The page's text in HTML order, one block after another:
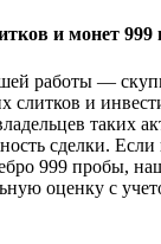
и монет 999
работы —
слитков и
таких
сделки.
999 пробы,
оценку с